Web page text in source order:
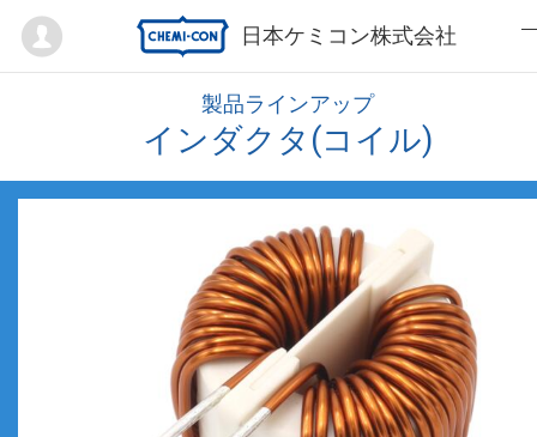
日本ケミコン株式会社
Mypage
製品ラインアップ
インダクタ(コイル)